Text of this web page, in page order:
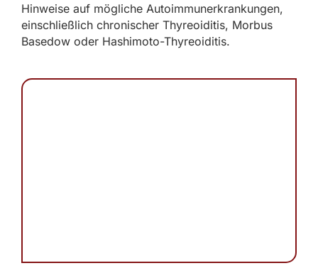
Hinweise auf mögliche Autoimmunerkrankungen,
einschließlich chronischer Thyreoiditis, Morbus
Basedow oder Hashimoto-Thyreoiditis.